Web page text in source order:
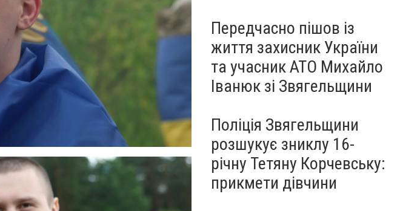
Передчасно пішов із
життя захисник України
та учасник АТО Михайло
Іванюк зі Звягельщини
Поліція Звягельщини
розшукує зниклу 16-
річну Тетяну Корчевську:
прикмети дівчини